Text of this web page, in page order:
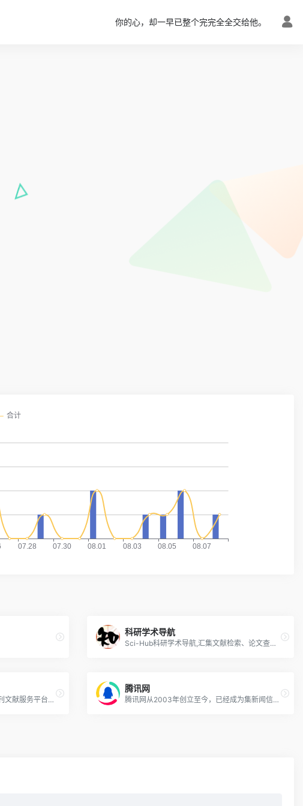
你的心，却一早已整个完完全全交给他。
科研学术导航
Sci-Hub科研学术导航,汇集文献检索、论文查重、期刊发表、写作降重，免费下载中外文文献、电子图书、专利等，为广大科研人员在学术道路上提供方便快捷的服务！
维普官方网站-国内大型中文期刊文献服务平台，提供各类学术论文、各类范文、中小学课件、教学资料等文献下载。网站主营业务包括论文检测服务、优先出版服务、论文选题下载，在线分享下载等。
腾讯网
腾讯网从2003年创立至今，已经成为集新闻信息，区域垂直生活服务、社会化媒体资讯和产品为一体的互联网媒体平台。腾讯网下设新闻、科技、财经、娱乐、体育、汽车、时尚等多个频道，充分满足用户对不同类型资讯的需求。同时专注不同领域内容，打造精品栏目，并顺应技术发展趋势，推出网络直播等创新形式，改变了用户获取资讯的方式和习惯。